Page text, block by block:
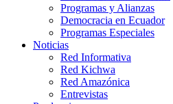
Programas y Alianzas
Democracia en Ecuador
Programas Especiales
Noticias
Red Informativa
Red Kichwa
Red Amazónica
Entrevistas